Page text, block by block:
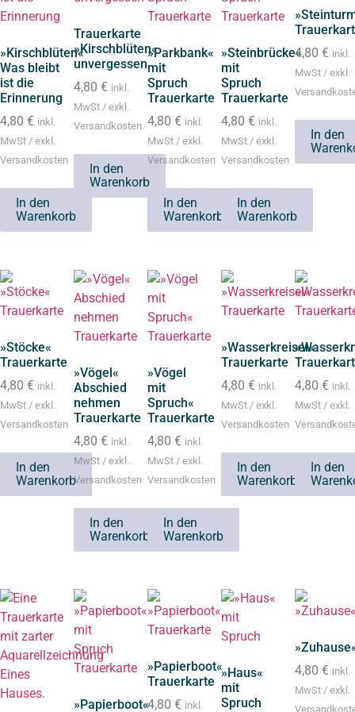
»Kirschblüten«
Was bleibt
ist die
Erinnerung
4,80 € inkl.
MwSt / exkl.
Versandkosten
In den
Warenkorb
Trauerkarte
»Kirschblüten«
unvergessen
4,80 € inkl.
MwSt / exkl.
Versandkosten
In den
Warenkorb
»Parkbank«
mit
Spruch
Trauerkarte
4,80 € inkl.
MwSt / exkl.
Versandkosten
In den
Warenkorb
»Steinbrücke«
mit
Spruch
Trauerkarte
4,80 € inkl.
MwSt / exkl.
Versandkosten
In den
Warenkorb
4,80 € inkl.
MwSt / exkl.
In den
»Stöcke«
Trauerkarte
4,80 € inkl.
MwSt / exkl.
Versandkosten
In den
Warenkorb
»Vögel«
Abschied
nehmen
Trauerkarte
4,80 € inkl.
MwSt / exkl.
Versandkosten
In den
Warenkorb
»Vögel
mit
Spruch«
Trauerkarte
4,80 € inkl.
MwSt / exkl.
Versandkosten
In den
Warenkorb
»Wasserkreisel«
Trauerkarte
4,80 € inkl.
MwSt / exkl.
Versandkosten
In den
Warenkorb
4,80 € inkl.
MwSt / exkl.
In den
»Papierboot«
»Papierboot«
Trauerkarte
4,80 € inkl.
»Haus«
mit
Spruch
4,80 € inkl.
MwSt / exkl.